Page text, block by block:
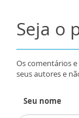
Seja o
Os comentários
seus autores e
Seu nome